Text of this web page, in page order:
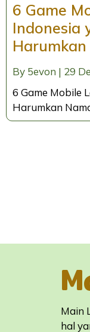
6 Game
Indonesia
By 5evon | 29
6 Game Mobile
Harumkan
Main
hal